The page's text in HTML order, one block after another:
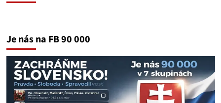
Je nás na FB 90 000